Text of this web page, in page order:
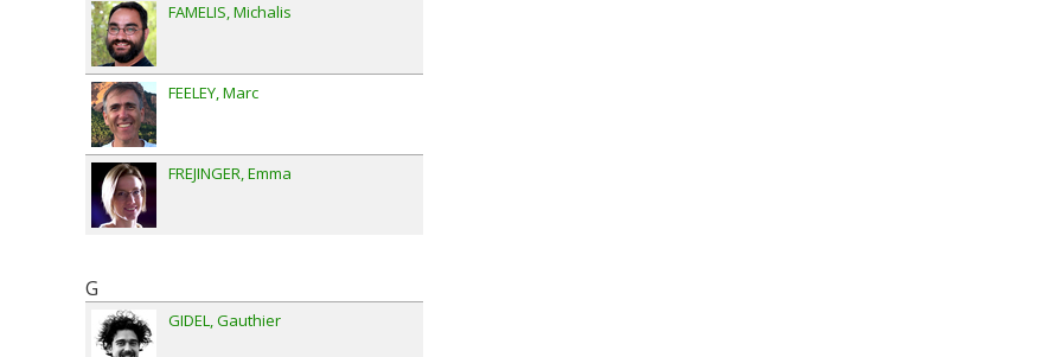
FAMELIS Michalis
FEELEY Marc
FREJINGER Emma
G
GIDEL Gauthier